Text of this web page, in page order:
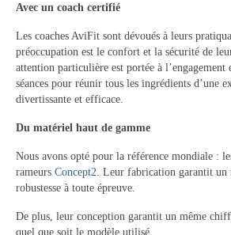
Avec un coach certifié
Les coaches AviFit sont dévoués à leurs
préoccupation est le confort et la sécurité de
attention particulière est portée à l’engagement
séances pour réunir tous les ingrédients d’une
divertissante et efficace.
Du matériel haut de gamme
Nous avons opté pour la référence mondiale :
rameurs Concept2 . Leur fabrication garantit
robustesse à toute épreuve.
De plus, leur conception garantit un même
quel que soit le modèle utilisé.